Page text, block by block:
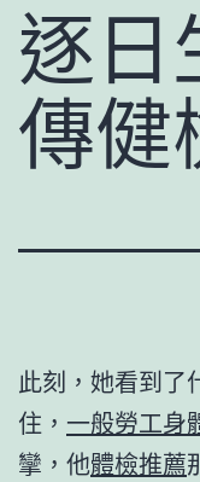
逐日
傳健
此刻，她看到了
住， 一般勞工身
攣，他體檢推薦